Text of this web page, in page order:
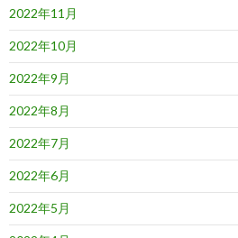
2022年11月
2022年10月
2022年9月
2022年8月
2022年7月
2022年6月
2022年5月